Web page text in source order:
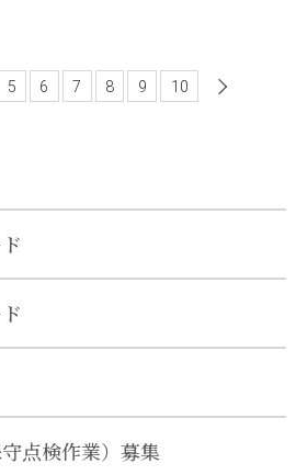
5 6 7 8 9 10
点検作業）募集